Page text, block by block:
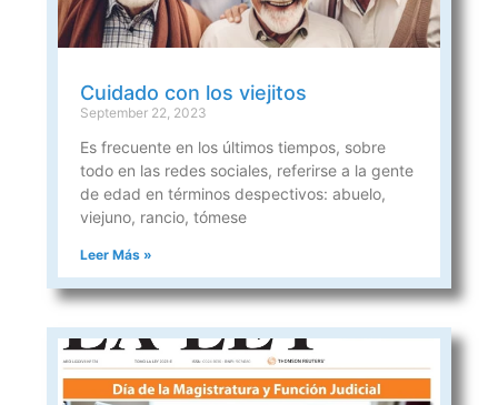
Cuidado con los viejitos
September 22, 2023
Es frecuente en los últimos tiempos, sobre
todo en las redes sociales, referirse a la gente
de edad en términos despectivos: abuelo,
viejuno, rancio, tómese
Leer Más »